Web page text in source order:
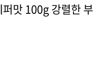
맛 100g 강렬한 부